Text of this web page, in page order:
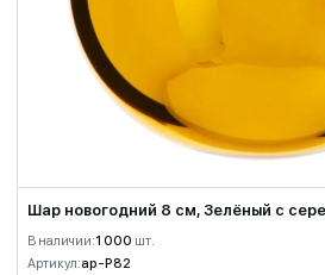
Шар новогодний 8 см, Зелёный с
В наличии:1 000 шт.
Артикул:ap-P82